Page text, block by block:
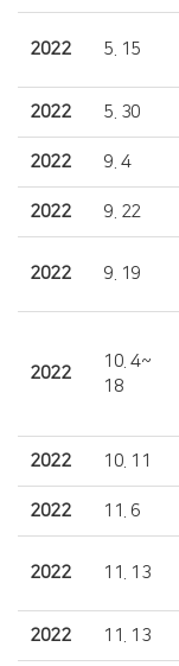
2022 5. 15
2022 5. 30
2022 9. 4
2022 9. 22
2022 9. 19
2022
10. 4~
18
2022 10. 11
2022 11. 6
2022 11. 13
2022 11. 13